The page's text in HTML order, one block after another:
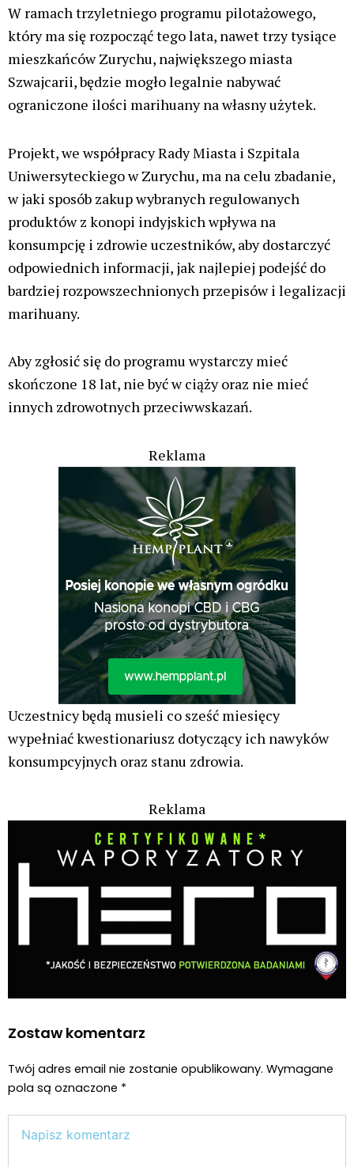
W ramach trzyletniego programu pilotażowego,
który ma się rozpocząć tego lata, nawet trzy tysiące
mieszkańców Zurychu, największego miasta
Szwajcarii, będzie mogło legalnie nabywać
ograniczone ilości marihuany na własny użytek.
Projekt, we współpracy Rady Miasta i Szpitala
Uniwersyteckiego w Zurychu, ma na celu zbadanie,
w jaki sposób zakup wybranych regulowanych
produktów z konopi indyjskich wpływa na
konsumpcję i zdrowie uczestników, aby dostarczyć
odpowiednich informacji, jak najlepiej podejść do
bardziej rozpowszechnionych przepisów i legalizacji
marihuany.
Aby zgłosić się do programu wystarczy mieć
skończone 18 lat, nie być w ciąży oraz nie mieć
innych zdrowotnych przeciwwskazań.
Reklama
Uczestnicy będą musieli co sześć miesięcy
wypełniać kwestionariusz dotyczący ich nawyków
konsumpcyjnych oraz stanu zdrowia.
Reklama
Zostaw komentarz
Twój adres email nie zostanie opublikowany. Wymagane
pola są oznaczone *
tutaj..